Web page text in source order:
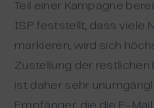
Teil einer Kampagne
ISP feststellt, dass viele
markieren, wird sich
Zustellung der restlichen
ist daher sehr
Empfänger, die die E-